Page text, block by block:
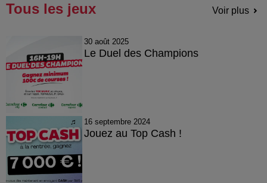
Tous les jeux Voir plus
30 août 2025
Le Duel des Champions
16 septembre 2024
Jouez au Top Cash !